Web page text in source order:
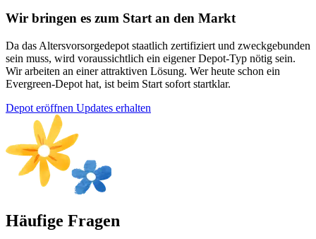
Wir bringen es zum Start an den Markt
Da das Altersvorsorgedepot staatlich zertifiziert und zweckgebunden
sein muss, wird voraussichtlich ein eigener Depot-Typ nötig sein.
Wir arbeiten an einer attraktiven Lösung. Wer heute schon ein
Evergreen-Depot hat, ist beim Start sofort startklar.
Depot eröffnen Updates erhalten
Häufige Fragen